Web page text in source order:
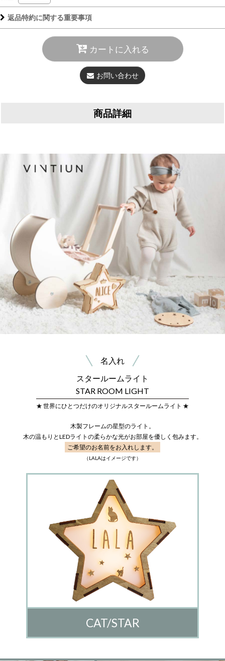
返品特約に関する重要事項
カートに入れる
お問い合わせ
商品詳細
名入れ
スタールームライト
STAR ROOM LIGHT
★ 世界にひとつだけのオリジナルスタールームライト ★
木製フレームの星型のライト。
木の温もりとLEDライトの柔らかな光がお部屋を優しく包みます。
ご希望のお名前をお入れします。
（LALAはイメージです）
CAT/STAR